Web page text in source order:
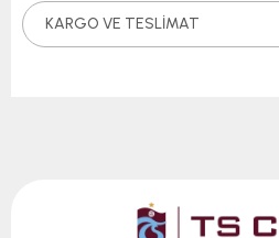
KARGO VE TESLIMAT